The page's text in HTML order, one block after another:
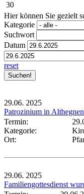
30
Hier können Sie gezielt
Kategorie
Suchwort
Datum
reset
29.06. 2025
Patrozinium in
Termin:
Kategorie:
Ort:
29.06. 2025
Familiengottesdienst